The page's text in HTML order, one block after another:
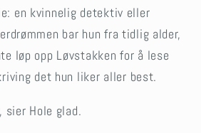
en kvinnelig detektiv eller
bar hun fra tidlig alder,
løp opp Løvstakken for å lese
det hun liker aller best.
sier Hole glad.